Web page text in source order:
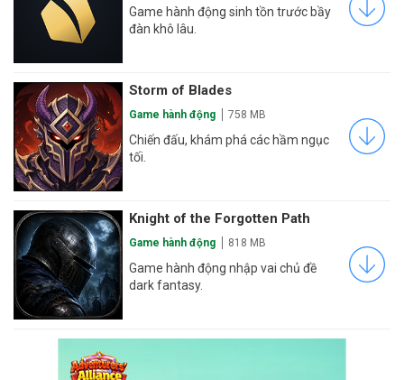
Game hành động sinh tồn trước bầy
đàn khô lâu.
Storm of Blades
Game hành động 758 MB
Chiến đấu, khám phá các hầm ngục
tối.
Knight of the Forgotten Path
Game hành động 818 MB
Game hành động nhập vai chủ đề
dark fantasy.